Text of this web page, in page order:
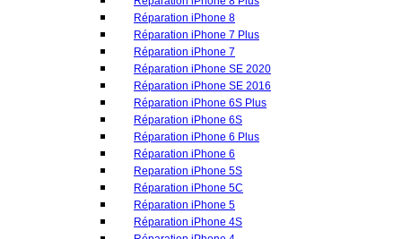
Réparation iPhone 6
Reparation iPhone 5S
Réparation iPhone 5C
Réparation iPhone 5
Réparation iPhone 4S
Réparation iPhone 4
Réparation iPhone 3GS
Réparation iPhone 3G
Réparation iPad
Réparation iPad Pro 2021 12.9" (5ème GEN)
Réparation iPad Pro 2020 12.9" (4ème GEN)
Réparation iPad Pro 2018 12.9" (3ème GEN)
Réparation iPad Pro 12.9" (2ème GEN)
Réparation iPad Pro 12.9"